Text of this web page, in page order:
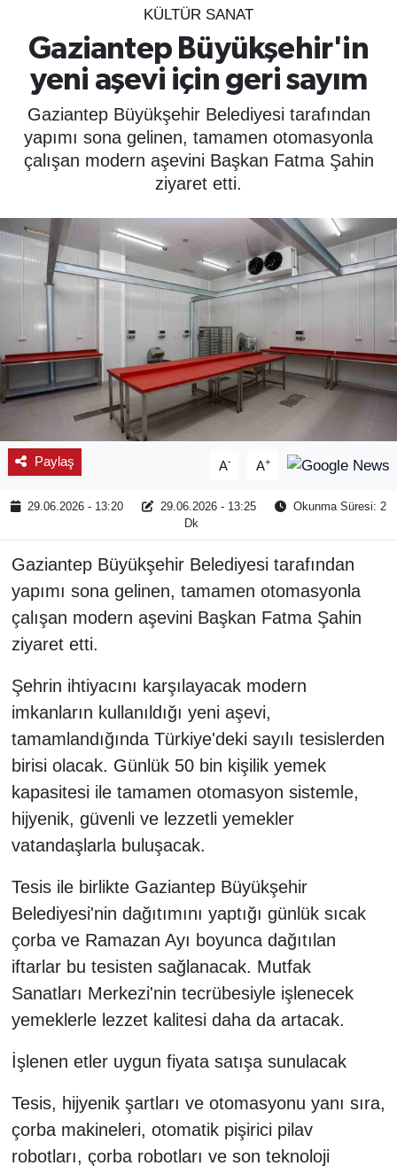
KÜLTÜR SANAT
Gaziantep Büyükşehir'in
yeni aşevi için geri sayım
Gaziantep Büyükşehir Belediyesi tarafından
yapımı sona gelinen, tamamen otomasyonla
çalışan modern aşevini Başkan Fatma Şahin
ziyaret etti.
Paylaş A- A+
29.06.2026 - 13:20 29.06.2026 - 13:25
Okunma Süresi: 2
Dk
Gaziantep Büyükşehir Belediyesi tarafından
yapımı sona gelinen, tamamen otomasyonla
çalışan modern aşevini Başkan Fatma Şahin
ziyaret etti.
Şehrin ihtiyacını karşılayacak modern
imkanların kullanıldığı yeni aşevi,
tamamlandığında Türkiye'deki sayılı tesislerden
birisi olacak. Günlük 50 bin kişilik yemek
kapasitesi ile tamamen otomasyon sistemle,
hijyenik, güvenli ve lezzetli yemekler
vatandaşlarla buluşacak.
Tesis ile birlikte Gaziantep Büyükşehir
Belediyesi'nin dağıtımını yaptığı günlük sıcak
çorba ve Ramazan Ayı boyunca dağıtılan
iftarlar bu tesisten sağlanacak. Mutfak
Sanatları Merkezi'nin tecrübesiyle işlenecek
yemeklerle lezzet kalitesi daha da artacak.
İşlenen etler uygun fiyata satışa sunulacak
Tesis, hijyenik şartları ve otomasyonu yanı sıra,
çorba makineleri, otomatik pişirici pilav
robotları, çorba robotları ve son teknoloji
SPOR
ÇEVRE
YAŞAM
BİLİM - TEKNOLOJİ
KÜLTÜR SANAT
MAGAZİN